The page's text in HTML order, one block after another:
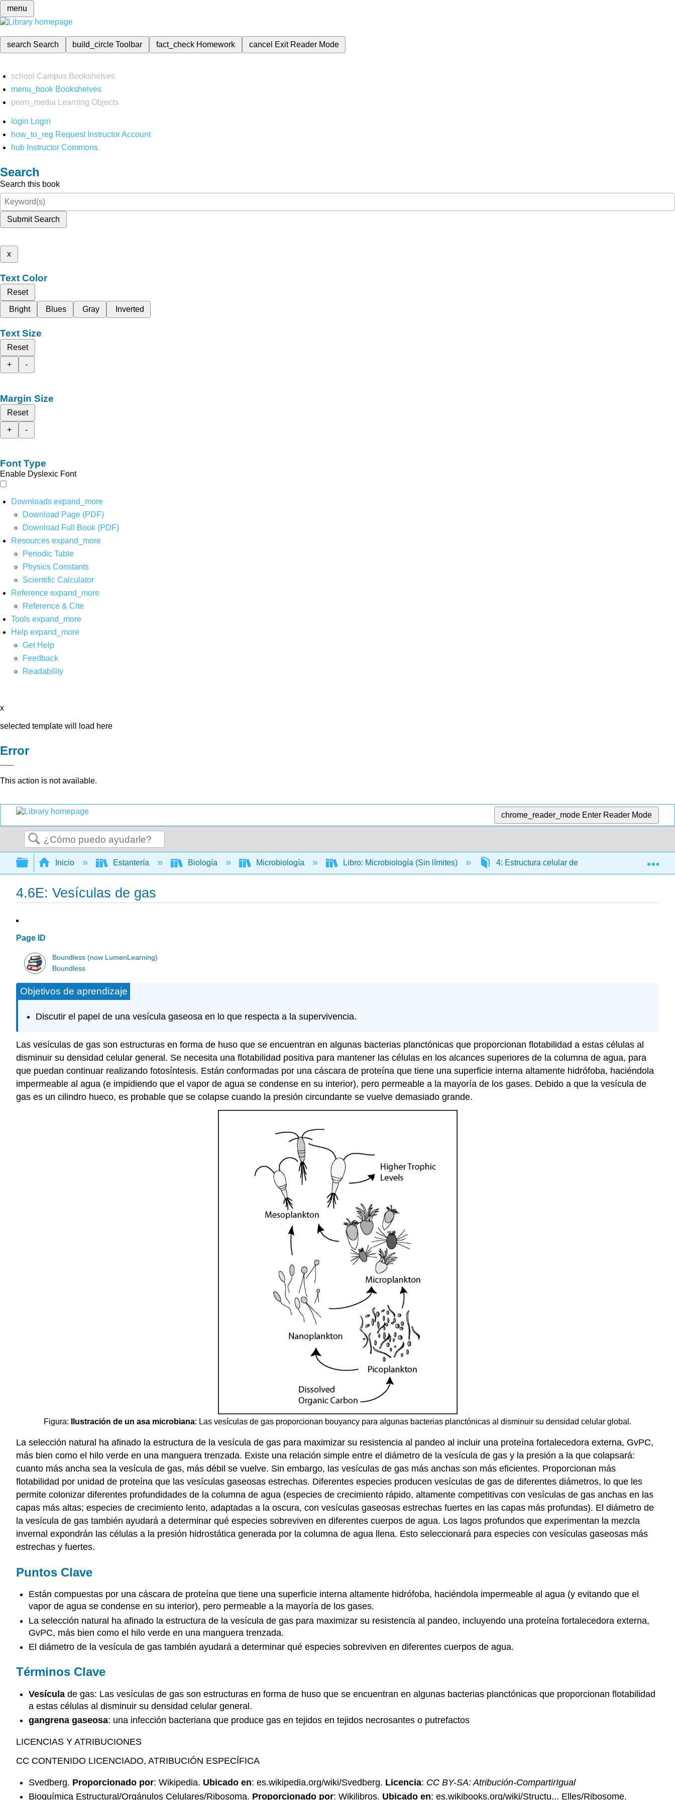
menu
search Search build_circleToolbar fact_check Homework cancel Exit Reader Mode
school Campus Bookshelves
menu_book Bookshelves
perm_media
Learning Objects
login Login
how_to_reg Request Instructor Account
hub Instructor Commons
Search
Search this book
Submit Search
x
Text Color
Reset
Bright
Blues Gray Inverted
Text Size
Reset
+
-
Margin Size
Reset
+
-
Font Type
Enable Dyslexic Font
Downloads expand_more
Download Page (PDF)
Download Full Book (PDF)
Resources expand_more
Periodic Table
Physics Constants
Scientific Calculator
Reference expand_more
Reference & Cite
Tools expand_more
Help expand_more
Get Help
Feedback
Readability
x
selected template will load here
Error
This action is not available.
chrome_reader_mode Enter Reader Mode
Buscar
Expandir/contraer jerarquía global
Inicio Estantería Biología Microbiología Libro: Microbiología (Sin límites) 4: Estructura celular de bacterias, arqueas y
4.6E: Vesículas de gas
Page ID
Boundless (now LumenLearning)
Boundless
Objetivos de aprendizaje
Discutir el papel de una vesícula gaseosa en lo que respecta a la supervivencia.
Las vesículas de gas son estructuras en forma de huso que se encuentran en algunas bacterias planctónicas que proporcionan flotabilidad a estas células al
disminuir su densidad celular general. Se necesita una flotabilidad positiva para mantener las células en los alcances superiores de la columna de agua, para
que puedan continuar realizando fotosíntesis. Están conformadas por una cáscara de proteína que tiene una superficie interna altamente hidrófoba, haciéndola
impermeable al agua (e impidiendo que el vapor de agua se condense en su interior), pero permeable a la mayoría de los gases. Debido a que la vesícula de
gas es un cilindro hueco, es probable que se colapse cuando la presión circundante se vuelve demasiado grande.
Figura: Ilustración de un asa microbiana: Las vesículas de gas proporcionan bouyancy para algunas bacterias planctónicas al disminuir su densidad celular global.
La selección natural ha afinado la estructura de la vesícula de gas para maximizar su resistencia al pandeo al incluir una proteína fortalecedora externa, GvPC,
más bien como el hilo verde en una manguera trenzada. Existe una relación simple entre el diámetro de la vesícula de gas y la presión a la que colapsará:
cuanto más ancha sea la vesícula de gas, más débil se vuelve. Sin embargo, las vesículas de gas más anchas son más eficientes. Proporcionan más
flotabilidad por unidad de proteína que las vesículas gaseosas estrechas. Diferentes especies producen vesículas de gas de diferentes diámetros, lo que les
permite colonizar diferentes profundidades de la columna de agua (especies de crecimiento rápido, altamente competitivas con vesículas de gas anchas en las
capas más altas; especies de crecimiento lento, adaptadas a la oscura, con vesículas gaseosas estrechas fuertes en las capas más profundas). El diámetro de
la vesícula de gas también ayudará a determinar qué especies sobreviven en diferentes cuerpos de agua. Los lagos profundos que experimentan la mezcla
invernal expondrán las células a la presión hidrostática generada por la columna de agua llena. Esto seleccionará para especies con vesículas gaseosas más
estrechas y fuertes.
Puntos Clave
Están compuestas por una cáscara de proteína que tiene una superficie interna altamente hidrófoba, haciéndola impermeable al agua (y evitando que el
vapor de agua se condense en su interior), pero permeable a la mayoría de los gases.
La selección natural ha afinado la estructura de la vesícula de gas para maximizar su resistencia al pandeo, incluyendo una proteína fortalecedora externa,
GvPC, más bien como el hilo verde en una manguera trenzada.
El diámetro de la vesícula de gas también ayudará a determinar qué especies sobreviven en diferentes cuerpos de agua.
Términos Clave
Vesículade gas: Las vesículas de gas son estructuras en forma de huso que se encuentran en algunas bacterias planctónicas que proporcionan flotabilidad
a estas células al disminuir su densidad celular general.
gangrena gaseosa: una infección bacteriana que produce gas en tejidos en tejidos necrosantes o putrefactos
LICENCIAS Y ATRIBUCIONES
CC CONTENIDO LICENCIADO, ATRIBUCIÓN ESPECÍFICA
Svedberg. Proporcionado por: Wikipedia. Ubicado en: es.wikipedia.org/wiki/Svedberg. Licencia: CC BY-SA: Atribución-CompartirIgual
Bioquímica Estructural/Orgánulos Celulares/Ribosoma. Proporcionado por: Wikilibros. Ubicado en: es.wikibooks.org/wiki/Structu... Elles/Ribosome.